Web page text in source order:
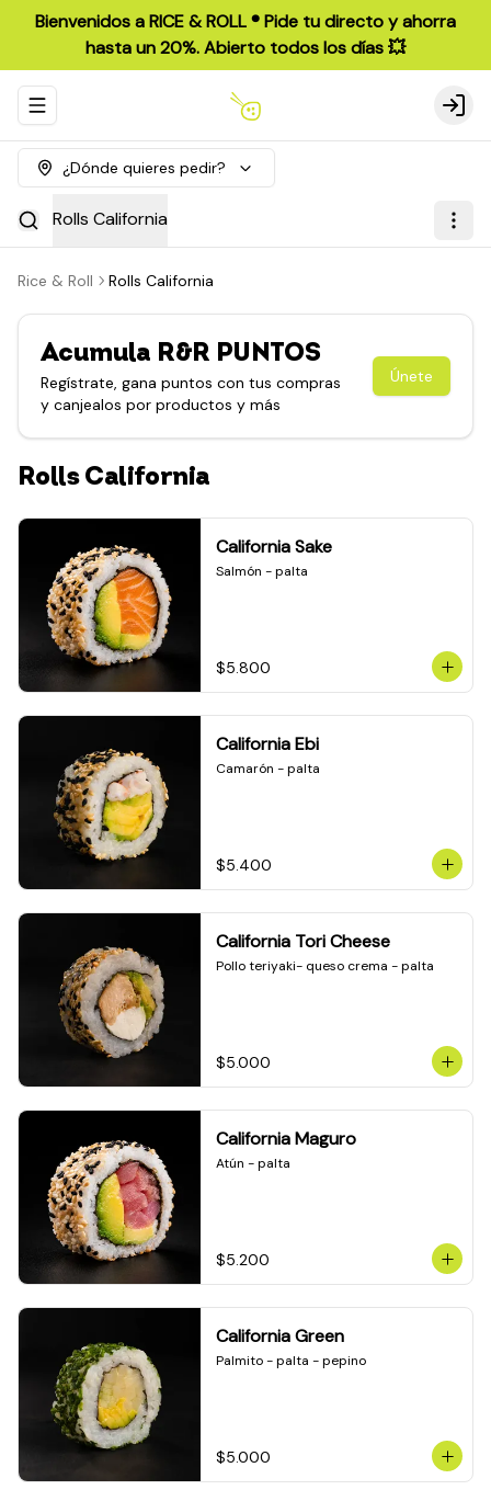
Bienvenidos a RICE & ROLL ®️ Pide tu directo y ahorra
hasta un 20%. Abierto todos los días 💥
Abrir menu de navegación Login
¿Dónde quieres pedir?
Rolls California
Rice & Roll Rolls California
Acumula R&R PUNTOS
Regístrate, gana puntos con tus compras
y canjealos por productos y más
Únete
Rolls California
California Sake
Salmón - palta
$5.800
California Ebi
Camarón - palta
$5.400
California Tori Cheese
Pollo teriyaki- queso crema - palta
$5.000
California Maguro
Atún - palta
$5.200
California Green
Palmito - palta - pepino
$5.000